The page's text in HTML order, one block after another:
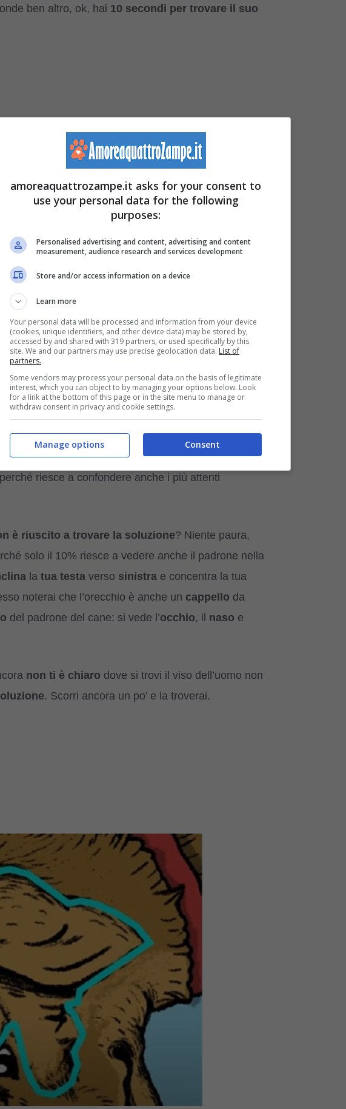
ben altro, ok, hai 10 secondi per trovare il suo
spirito di osservazione, non c’è che dire.
po’ anni fa, nel XIX secolo, e da allora ha subito
riesce a confondere anche i più attenti
è riuscito a trovare la soluzione? Niente paura,
solo il 10% riesce a vedere anche il padrone nella
la tua testa verso sinistra e concentra la tua
noterai che l’orecchio è anche un cappello da
del padrone del cane: si vede l’occhio, il naso e
non ti è chiaro dove si trovi il viso dell’uomo non
. Scorri ancora un po’ e la troverai.
amoreaquattrozampe.it asks for your consent to
use your personal data for the following
purposes:
Personalised advertising and content, advertising and content
measurement, audience research and services development
Store and/or access information on a device
Learn more
Your personal data will be processed and information from your device
(cookies, unique identifiers, and other device data) may be stored by,
accessed by and shared with 319 partners, or used specifically by this
site. We and our partners may use precise geolocation data. List of
partners.
Some vendors may process your personal data on the basis of legitimate
interest, which you can object to by managing your options below. Look
for a link at the bottom of this page or in the site menu to manage or
withdraw consent in privacy and cookie settings.
Consent
Manage options